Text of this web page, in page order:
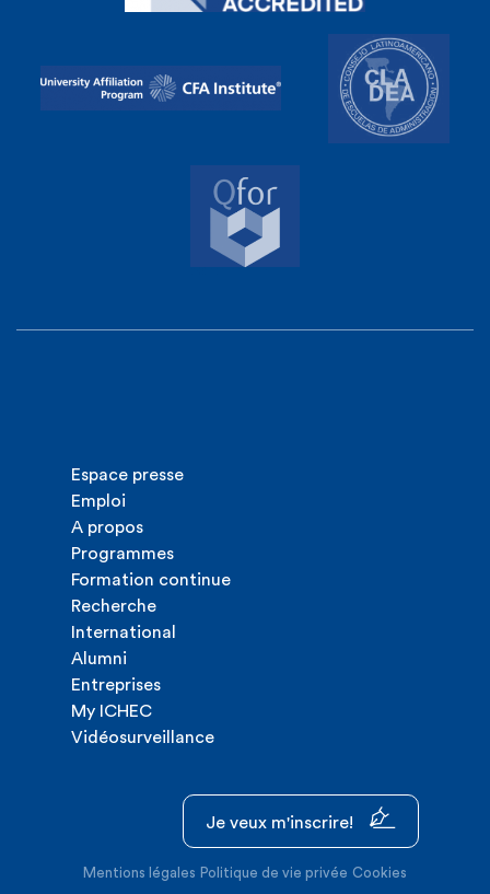
Espace presse
Emploi
A propos
Programmes
Formation continue
Recherche
International
Alumni
Entreprises
My ICHEC
Vidéosurveillance
Je veux m'inscrire!
Mentions légales Politique de vie privée Cookies